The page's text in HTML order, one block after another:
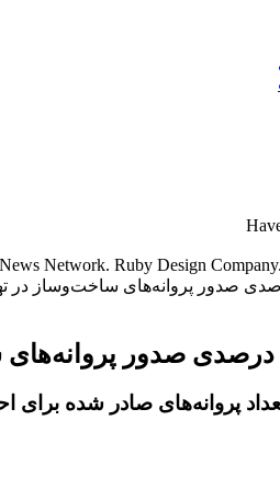
صادر شده برای احداث بنا